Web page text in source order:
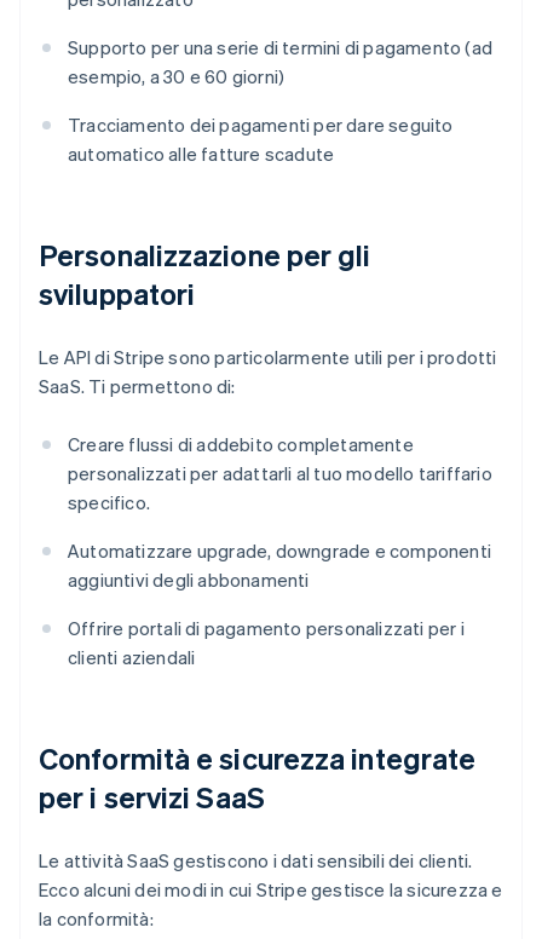
Supporto per una serie di termini di pagamento (ad
esempio, a 30 e 60 giorni)
Tracciamento dei pagamenti per dare seguito
automatico alle fatture scadute
Personalizzazione per gli
sviluppatori
Le API di Stripe sono particolarmente utili per i prodotti
SaaS. Ti permettono di:
Creare flussi di addebito completamente
personalizzati per adattarli al tuo modello tariffario
specifico.
Automatizzare upgrade, downgrade e componenti
aggiuntivi degli abbonamenti
Offrire portali di pagamento personalizzati per i
clienti aziendali
Conformità e sicurezza integrate
per i servizi SaaS
Le attività SaaS gestiscono i dati sensibili dei clienti.
Ecco alcuni dei modi in cui Stripe gestisce la sicurezza e
la conformità: